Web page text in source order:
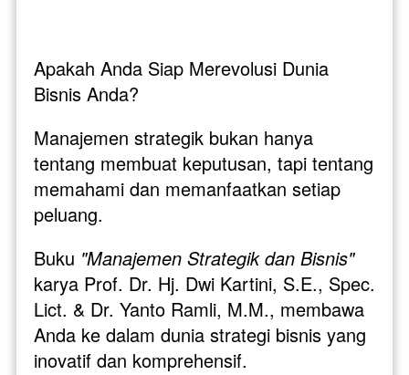
Apakah Anda Siap Merevolusi Dunia
Bisnis Anda?
Manajemen strategik bukan hanya
tentang membuat keputusan, tapi tentang
memahami dan memanfaatkan setiap
peluang.
Buku
"Manajemen Strategik dan Bisnis"
karya Prof. Dr. Hj. Dwi Kartini, S.E., Spec.
Lict. & Dr. Yanto Ramli, M.M., membawa
Anda ke dalam dunia strategi bisnis yang
inovatif dan komprehensif.